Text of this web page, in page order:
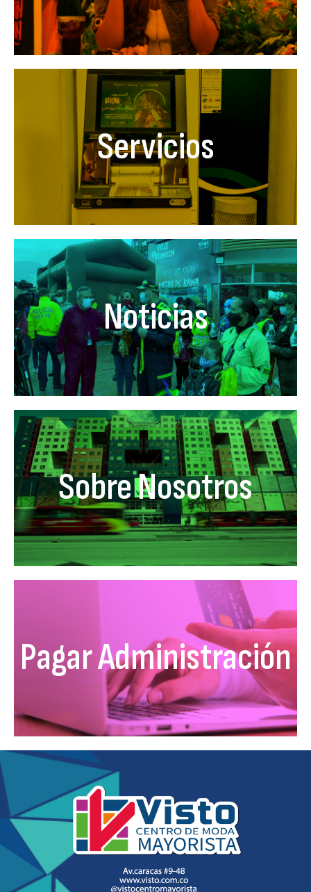
Servicios
Noticias
Sobre Nosotros
Pagar Administración